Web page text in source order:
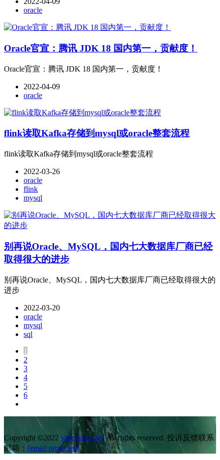
oracle
Oracle官宣：腾讯 JDK 18 国内第一，贡献度！
Oracle官宣：腾讯 JDK 18 国内第一，贡献度！
2022-04-09
oracle
flink读取Kafka存储到mysql或oracle整套流程
flink读取Kafka存储到mysql或oracle整套流程
2022-03-26
oracle
flink
mysql
别再说Oracle、MySQL，国内七大数据库厂商已经
取得很大的进步
别再说Oracle、MySQL，国内七大数据库厂商已经取得很大的
进步
2022-03-20
oracle
mysql
sql
1
2
3
4
5
6
Copyright ©2022 vlambda.com. All rights reserved. 投诉反馈联系
邮箱： [email protected]